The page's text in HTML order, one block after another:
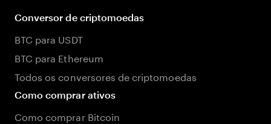
Conversor de criptomoedas
BTC para USDT
BTC para Ethereum
Todos os conversores de criptomoedas
Como comprar ativos
Como comprar Bitcoin